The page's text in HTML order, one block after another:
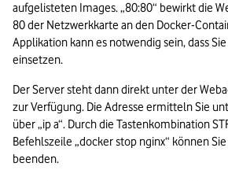
aufgelisteten Images. „80:80“ bewirkt die
80 der Netzwerkkarte an den Docker-
Applikation kann es notwendig sein, dass
einsetzen.
Der Server steht dann direkt unter der
zur Verfügung. Die Adresse ermitteln Sie
über „ip a“. Durch die Tastenkombination
Befehlszeile „docker stop nginx“ können
beenden.